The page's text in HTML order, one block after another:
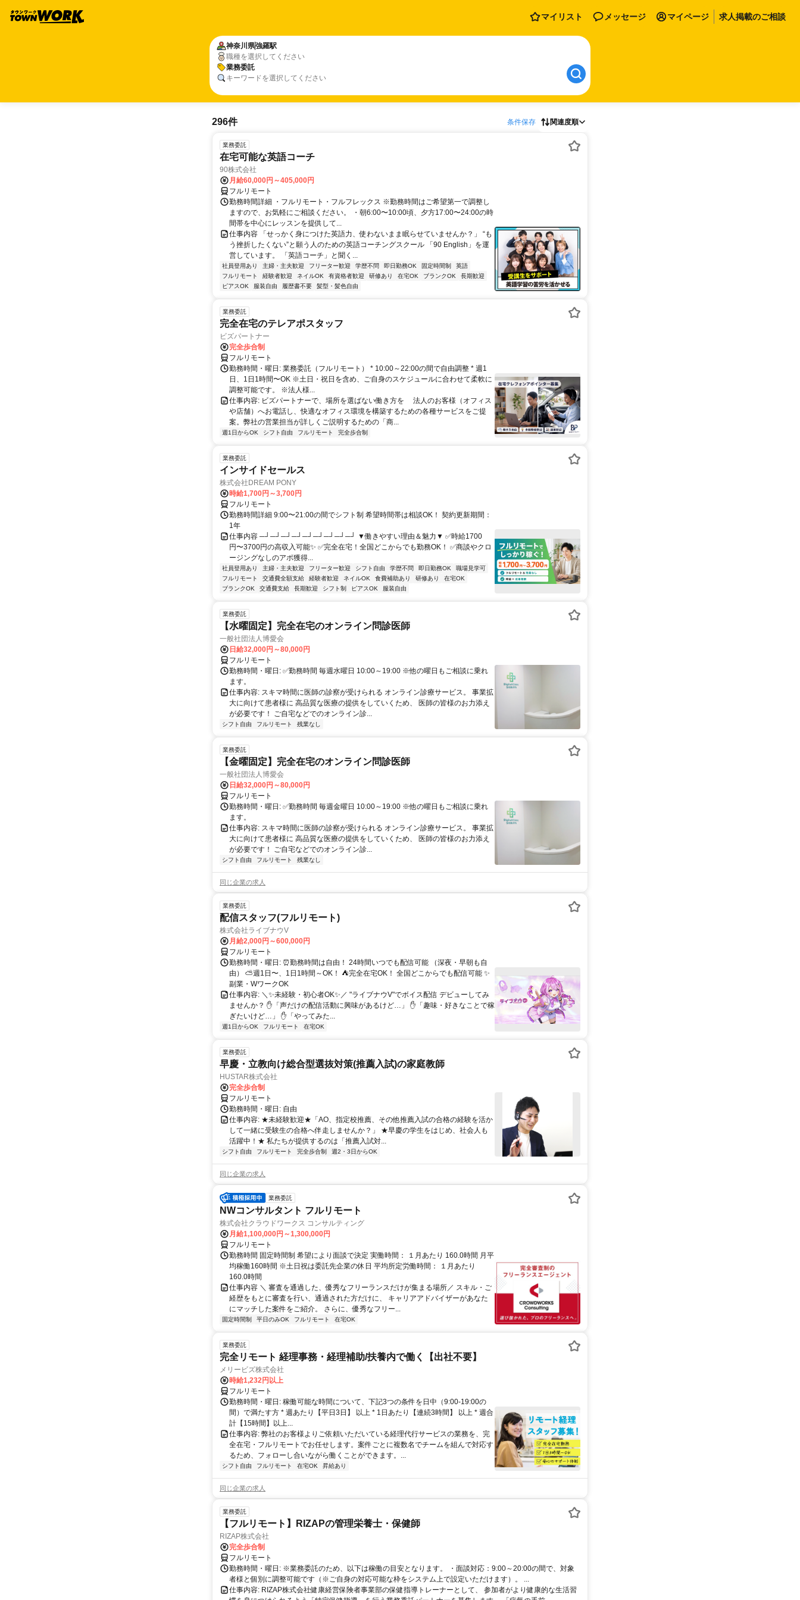
マイリスト メッセージ マイページ 求人掲載のご相談
神奈川県強羅駅
職種を選択してください
業務委託
キーワードを選択してください
296件 条件保存 関連度順
業務委託
在宅可能な英語コーチ
90株式会社
月給60,000円～405,000円
フルリモート
勤務時間詳細 ・フルリモート・フルフレックス ※勤務時間はご希望第一で調整し
ますので、お気軽にご相談ください。 ・朝6:00〜10:00頃、夕方17:00〜24:00の時
間帯を中心にレッスンを提供して...
仕事内容 「せっかく身につけた英語力、使わないまま眠らせていませんか？」 “も
う挫折したくない”と願う人のための英語コーチングスクール 「90 English」を運
営しています。 「英語コーチ」と聞く...
社員登用あり 主婦・主夫歓迎 フリーター歓迎 学歴不問 即日勤務OK 固定時間制
英語
フルリモート
経験者歓迎 ネイルOK 有資格者歓迎 研修あり 在宅OK ブランクOK
長期歓迎
ピアスOK
服装自由 履歴書不要 髪型・髪色自由
業務委託
完全在宅のテレアポスタッフ
ビズパートナー
完全歩合制
フルリモート
勤務時間・曜日: 業務委託（フルリモート） * 10:00～22:00の間で自由調整 * 週1
日、1日1時間〜OK ※土日・祝日を含め、ご自身のスケジュールに合わせて柔軟に
調整可能です。 ※法人様...
仕事内容: ビズパートナーで、場所を選ばない働き方を 法人のお客様（オフィス
や店舗）へお電話し、快適なオフィス環境を構築するための各種サービスをご提
案。弊社の営業担当が詳しくご説明するための「商...
週1日からOK シフト自由 フルリモート 完全歩合制
業務委託
インサイドセールス
株式会社DREAM PONY
時給1,700円～3,700円
フルリモート
勤務時間詳細 9:00〜21:00の間でシフト制 希望時間帯は相談OK！ 契約更新期間：
1年
仕事内容 ─┘─┘─┘─┘─┘─┘─┘─┘─┘ ▼働きやすい理由＆魅力▼ ✅時給1700
円〜3700円の高収入可能✨ ✅完全在宅！全国どこからでも勤務OK！ ✅商談やクロ
ージングなしのアポ獲得...
社員登用あり 主婦・主夫歓迎 フリーター歓迎 シフト自由 学歴不問 即日勤務OK
職場見学可
フルリモート
交通費全額支給 経験者歓迎 ネイルOK 食費補助あり 研修あり
在宅OK
ブランクOK
交通費支給 長期歓迎 シフト制 ピアスOK 服装自由
業務委託
【水曜固定】完全在宅のオンライン問診医師
一般社団法人博愛会
日給32,000円～80,000円
フルリモート
勤務時間・曜日: ✅勤務時間 毎週水曜日 10:00～19:00 ※他の曜日もご相談に乗れ
ます。
仕事内容: スキマ時間に医師の診察が受けられる オンライン診療サービス。 事業拡
大に向けて患者様に 高品質な医療の提供をしていくため、 医師の皆様のお力添え
が必要です！ ご自宅などでのオンライン診...
シフト自由 フルリモート 残業なし
業務委託
【金曜固定】完全在宅のオンライン問診医師
一般社団法人博愛会
日給32,000円～80,000円
フルリモート
勤務時間・曜日: ✅勤務時間 毎週金曜日 10:00～19:00 ※他の曜日もご相談に乗れ
ます。
仕事内容: スキマ時間に医師の診察が受けられる オンライン診療サービス。 事業拡
大に向けて患者様に 高品質な医療の提供をしていくため、 医師の皆様のお力添え
が必要です！ ご自宅などでのオンライン診...
シフト自由 フルリモート 残業なし
同じ企業の求人
業務委託
配信スタッフ(フルリモート)
株式会社ライブナウV
月給2,000円～600,000円
フルリモート
勤務時間・曜日: ⏰勤務時間は自由！ 24時間いつでも配信可能 （深夜・早朝も自
由） ⛅週1日〜、1日1時間～OK！ ⛺完全在宅OK！ 全国どこからでも配信可能 ✨
副業・WワークOK
仕事内容: ＼✨未経験・初心者OK✨／ "ライブナウV"でボイス配信 デビューしてみ
ませんか？ ✋「声だけの配信活動に興味があるけど…」 ✋「趣味・好きなことで稼
ぎたいけど…」 ✋「やってみた...
週1日からOK フルリモート 在宅OK
業務委託
早慶・立教向け総合型選抜対策(推薦入試)の家庭教師
HUSTAR株式会社
完全歩合制
フルリモート
勤務時間・曜日: 自由
仕事内容: ★未経験歓迎★「AO、指定校推薦、その他推薦入試の合格の経験を活か
して一緒に受験生の合格へ伴走しませんか？」 ★早慶の学生をはじめ、社会人も
活躍中！★ 私たちが提供するのは「推薦入試対...
シフト自由 フルリモート 完全歩合制 週2・3日からOK
同じ企業の求人
業務委託
NWコンサルタント フルリモート
株式会社クラウドワークス コンサルティング
月給1,100,000円～1,300,000円
フルリモート
勤務時間 固定時間制 希望により面談で決定 実働時間： １月あたり 160.0時間 月平
均稼働160時間 ※土日祝は委託先企業の休日 平均所定労働時間： １月あたり
160.0時間
仕事内容 ＼ 審査を通過した、優秀なフリーランスだけが集まる場所／ スキル・ご
経歴をもとに審査を行い、通過された方だけに、 キャリアアドバイザーがあなた
にマッチした案件をご紹介。 さらに、優秀なフリー...
固定時間制 平日のみOK フルリモート 在宅OK
業務委託
完全リモート 経理事務・経理補助/扶養内で働く【出社不要】
メリービズ株式会社
時給1,232円以上
フルリモート
勤務時間・曜日: 稼働可能な時間について、下記3つの条件を日中（9:00-19:00の
間）で満たす方 * 週あたり【平日3日】 以上 * 1日あたり【連続3時間】 以上 * 週合
計【15時間】以上...
仕事内容: 弊社のお客様よりご依頼いただいている経理代行サービスの業務を、完
全在宅・フルリモートでお任せします。案件ごとに複数名でチームを組んで対応す
るため、フォローし合いながら働くことができます。...
シフト自由 フルリモート 在宅OK 昇給あり
同じ企業の求人
業務委託
【フルリモート】RIZAPの管理栄養士・保健師
RIZAP株式会社
完全歩合制
フルリモート
勤務時間・曜日: ※業務委託のため、以下は稼働の目安となります。 ・面談対応：9:00～20:00の間で、対象
者様と個別に調整可能です（※ご自身の対応可能な枠をシステム上で設定いただけます）。 ...
仕事内容: RIZAP株式会社健康経営保険者事業部の保健指導トレーナーとして、 参加者がより健康的な生活習